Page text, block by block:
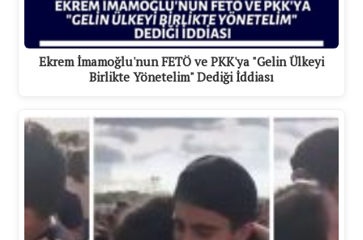
Ekrem İmamoğlu'nun FETÖ ve PKK'ya "Gelin Ülkeyi
Birlikte Yönetelim" Dediği İddiası